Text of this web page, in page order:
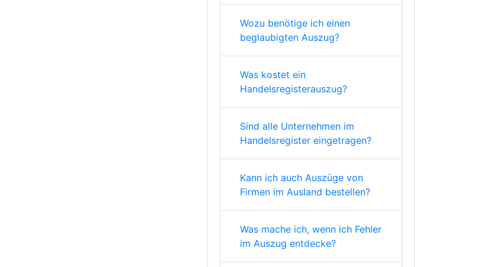
Wozu benötige ich einen
beglaubigten Auszug?
Was kostet ein
Handelsregisterauszug?
Sind alle Unternehmen im
Handelsregister eingetragen?
Kann ich auch Auszüge von
Firmen im Ausland bestellen?
Was mache ich, wenn ich Fehler
im Auszug entdecke?